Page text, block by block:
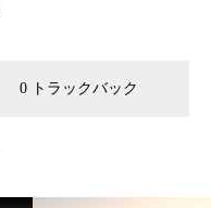
0 トラックバック